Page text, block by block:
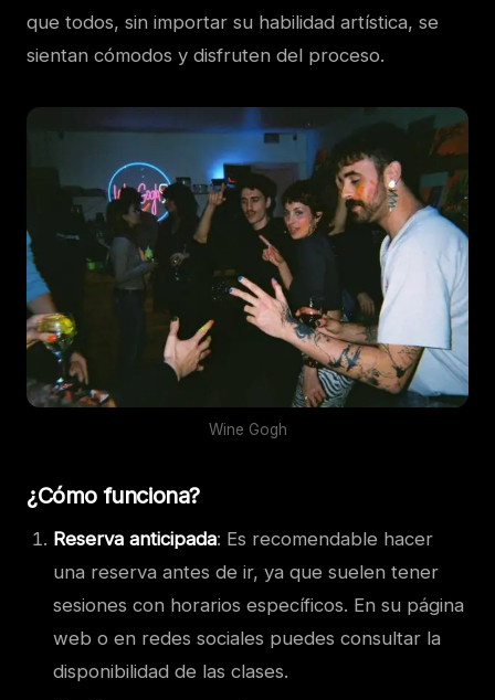
que todos, sin importar su habilidad artística, se
sientan cómodos y disfruten del proceso.
Wine Gogh
¿Cómo funciona?
Reserva anticipada: Es recomendable hacer
una reserva antes de ir, ya que suelen tener
sesiones con horarios específicos. En su página
web o en redes sociales puedes consultar la
disponibilidad de las clases.